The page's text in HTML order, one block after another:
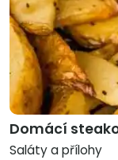
Domácí
Saláty a přílohy